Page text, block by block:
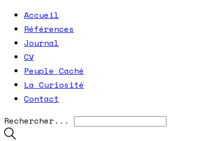
Accueil
Références
Journal
CV
Peuple Caché
La Curiosité
Contact
Rechercher...